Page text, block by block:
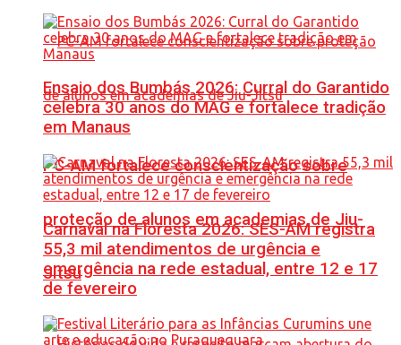
PC-AM fortalece conscientização sobre
proteção de alunos em academias de Jiu-
Jítsu
Ensaio dos Bumbás 2026: Curral do Garantido
celebra 30 anos do MAG e fortalece tradição
em Manaus
Carnaval na Floresta 2026: SES-AM registra
55,3 mil atendimentos de urgência e
emergência na rede estadual, entre 12 e 17
de fevereiro